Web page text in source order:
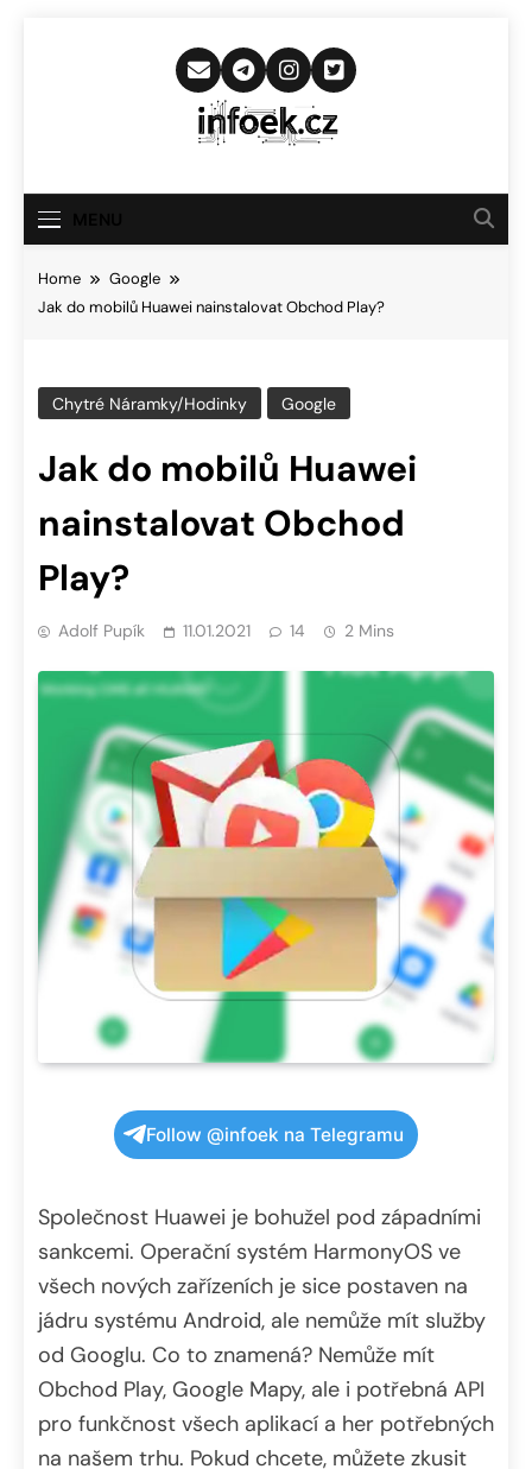
Infoek.cz
Novinkám
Home
Google
Jak do mobilů Huawei nainstalovat Obchod Play?
Chytré Náramky/hodinky Google
Jak do mobilů Huawei
nainstalovat Obchod
Play?
Adolf Pupík 11.01.2021 14 2 Mins
Follow @infoek na Telegramu
Společnost Huawei je bohužel pod západními
sankcemi. Operační systém HarmonyOS ve
všech nových zařízeních je sice postaven na
jádru systému Android, ale nemůže mít služby
od Googlu. Co to znamená? Nemůže mít
Obchod Play, Google Mapy, ale i potřebná API
pro funkčnost všech aplikací a her potřebných
na našem trhu. Pokud chcete, můžete zkusit